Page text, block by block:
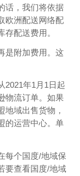
话，我们将依据
欧洲配送网络配
配送费用。
是附加费用。这
2021年1月1日起
物流订单。如果
地域出售货物，
的运营中心。单
每个国度/地域保
要查看国度/地域